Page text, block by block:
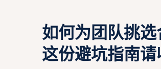
如何为团队挑
这份避坑指南